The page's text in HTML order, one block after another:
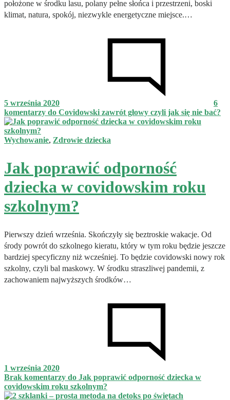
położone w środku lasu, polany pełne słońca i przestrzeni, boski
klimat, natura, spokój, niezwykle energetyczne miejsce.…
5 września 2020
6
komentarzy do Covidowski zawrót głowy czyli jak się nie bać?
Wychowanie, Zdrowie dziecka
Jak poprawić odporność
dziecka w covidowskim roku
szkolnym?
Pierwszy dzień września. Skończyły się beztroskie wakacje. Od
środy powrót do szkolnego kieratu, który w tym roku będzie jeszcze
bardziej specyficzny niż wcześniej. To będzie covidowski nowy rok
szkolny, czyli bal maskowy. W środku straszliwej pandemii, z
zachowaniem najwyższych środków…
1 września 2020
Brak komentarzy do Jak poprawić odporność dziecka w
covidowskim roku szkolnym?